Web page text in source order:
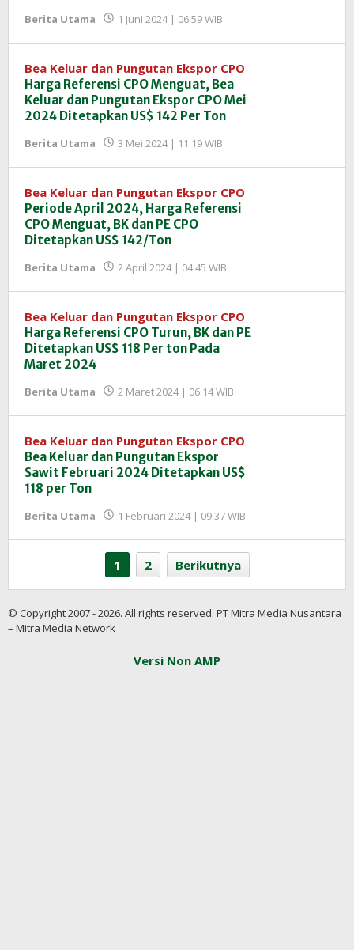
Berita Utama 1 Juni 2024 | 06:59 WIB
InfoSAWIT
Bea Keluar dan Pungutan Ekspor CPO
Harga Referensi CPO Menguat, Bea
Keluar dan Pungutan Ekspor CPO Mei
2024 Ditetapkan US$ 142 Per Ton
Berita Utama 3 Mei 2024 | 11:19 WIB
InfoSAWIT
Bea Keluar dan Pungutan Ekspor CPO
Periode April 2024, Harga Referensi
CPO Menguat, BK dan PE CPO
Ditetapkan US$ 142/Ton
Berita Utama 2 April 2024 | 04:45 WIB
InfoSAWIT
Bea Keluar dan Pungutan Ekspor CPO
Harga Referensi CPO Turun, BK dan PE
Ditetapkan US$ 118 Per ton Pada
Maret 2024
Berita Utama 2 Maret 2024 | 06:14 WIB
InfoSAWIT
Bea Keluar dan Pungutan Ekspor CPO
Bea Keluar dan Pungutan Ekspor
Sawit Februari 2024 Ditetapkan US$
118 per Ton
Berita Utama 1 Februari 2024 | 09:37 WIB
InfoSAWIT
1 2 Berikutnya
© Copyright 2007 - 2026. All rights reserved. PT Mitra Media Nusantara
– Mitra Media Network
Versi Non AMP